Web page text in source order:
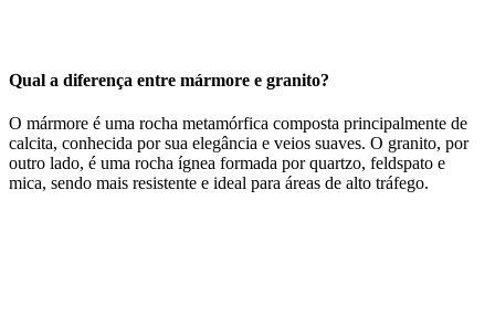
Qual a diferença entre mármore e granito?
O mármore é uma rocha metamórfica composta principalmente de
calcita, conhecida por sua elegância e veios suaves. O granito, por
outro lado, é uma rocha ígnea formada por quartzo, feldspato e
mica, sendo mais resistente e ideal para áreas de alto tráfego.